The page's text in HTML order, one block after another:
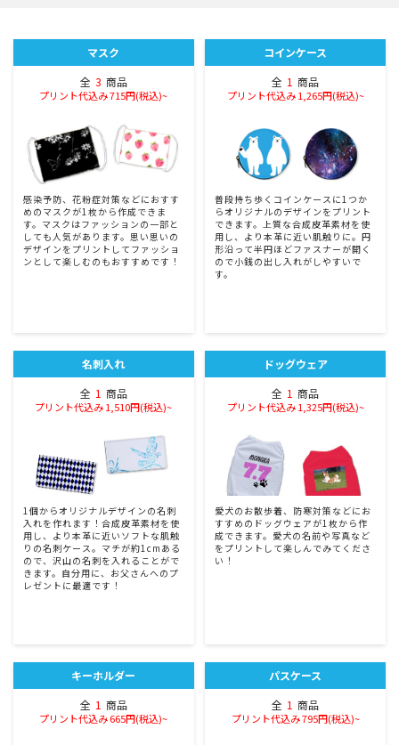
マスク
全 3 商品
プリント代込み 715円(税込)~
感染予防、花粉症対策などにおすす
めのマスクが1枚から作成できま
す。マスクはファッションの一部と
しても人気があります。思い思いの
デザインをプリントしてファッショ
ンとして楽しむのもおすすめです！
コインケース
全 1 商品
プリント代込み 1,265円(税込)~
普段持ち歩くコインケースに1つか
らオリジナルのデザインをプリント
できます。上質な合成皮革素材を使
用し、より本革に近い肌触りに。円
形沿って半円ほどファスナーが開く
ので小銭の出し入れがしやすいで
す。
名刺入れ
全 1 商品
プリント代込み 1,510円(税込)~
1個からオリジナルデザインの名刺
入れを作れます！合成皮革素材を使
用し、より本革に近いソフトな肌触
りの名刺ケース。マチが約1cmある
ので、沢山の名刺を入れることがで
きます。自分用に、お父さんへのプ
レゼントに最適です！
ドッグウェア
全 1 商品
プリント代込み 1,325円(税込)~
愛犬のお散歩着、防寒対策などにお
すすめのドッグウェアが1枚から作
成できます。愛犬の名前や写真など
をプリントして楽しんでみてくださ
い！
キーホルダー
全 1 商品
プリント代込み 665円(税込)~
パスケース
全 1 商品
プリント代込み 795円(税込)~